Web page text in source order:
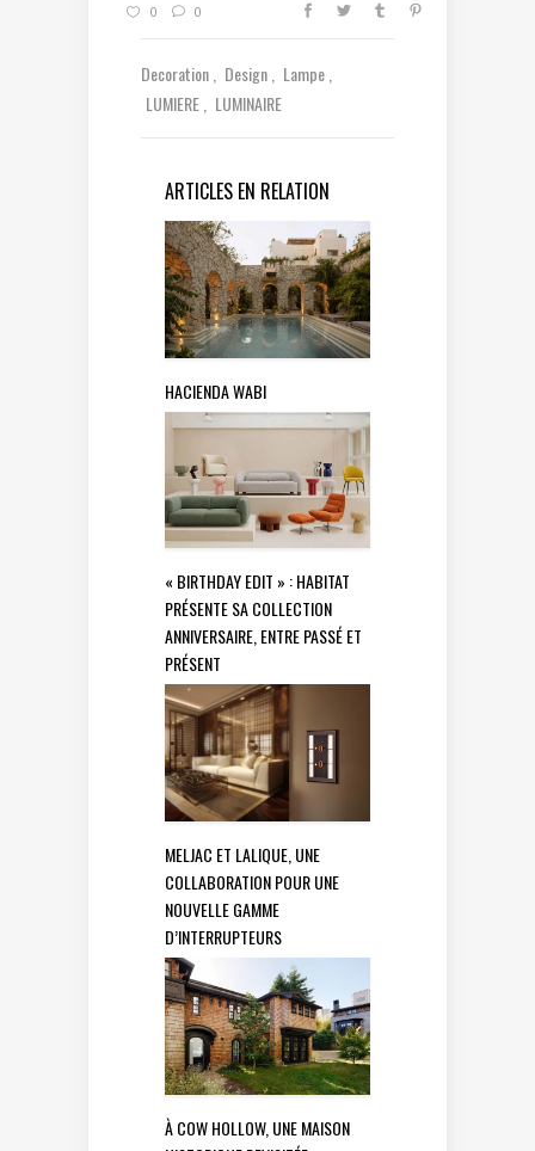
0 0
Decoration Design
Lampe
LUMIERE
LUMINAIRE
ARTICLES EN RELATION
HACIENDA WABI
« BIRTHDAY EDIT » : HABITAT
PRÉSENTE SA COLLECTION
ANNIVERSAIRE, ENTRE PASSÉ ET
PRÉSENT
MELJAC ET LALIQUE, UNE
COLLABORATION POUR UNE
NOUVELLE GAMME
D’INTERRUPTEURS
À COW HOLLOW, UNE MAISON